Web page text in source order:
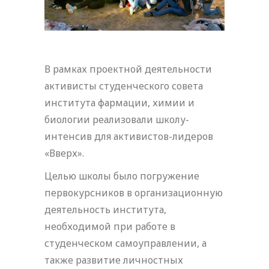
В рамках проектной деятельности
активисты студенческого совета
института фармации, химии и
биологии реализовали школу-
интенсив для активистов-лидеров
«Вверх».
Целью школы было погружение
первокурсников в организационную
деятельность института,
необходимой при работе в
студенческом самоуправлении, а
также развитие личностных